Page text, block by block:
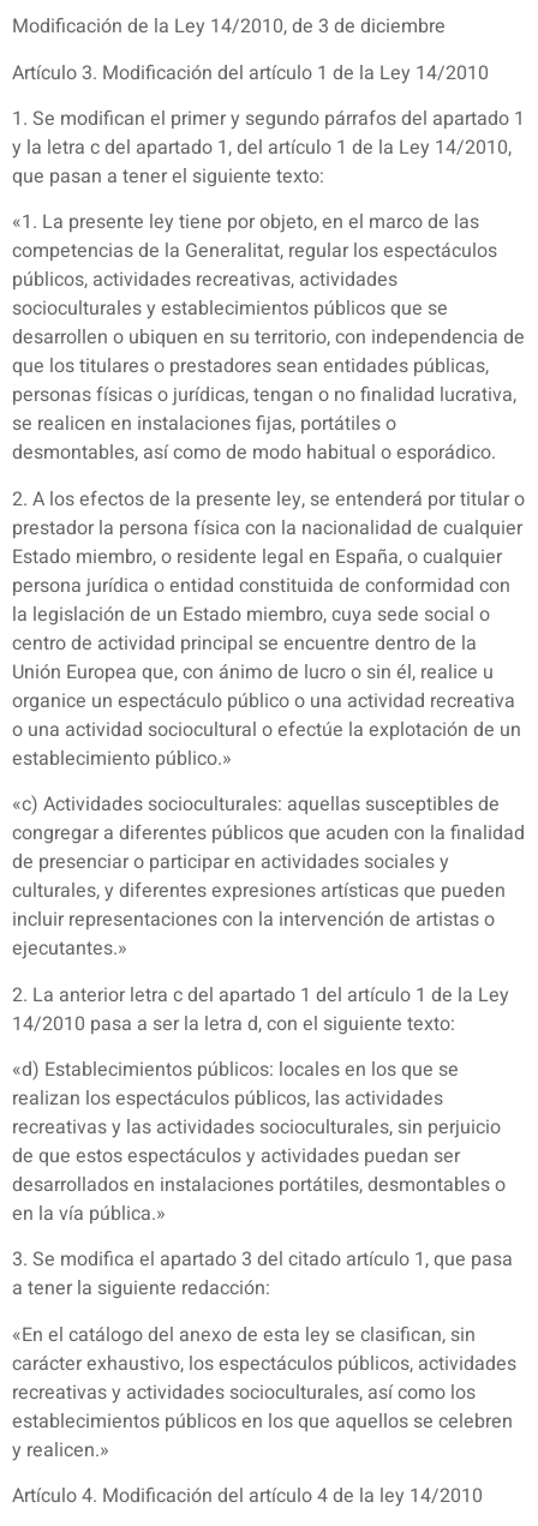
Modificación de la Ley 14/2010, de 3 de diciembre
Artículo 3. Modificación del artículo 1 de la Ley 14/2010
1. Se modifican el primer y segundo párrafos del apartado 1
y la letra c del apartado 1, del artículo 1 de la Ley 14/2010,
que pasan a tener el siguiente texto:
«1. La presente ley tiene por objeto, en el marco de las
competencias de la Generalitat, regular los espectáculos
públicos, actividades recreativas, actividades
socioculturales y establecimientos públicos que se
desarrollen o ubiquen en su territorio, con independencia de
que los titulares o prestadores sean entidades públicas,
personas físicas o jurídicas, tengan o no finalidad lucrativa,
se realicen en instalaciones fijas, portátiles o
desmontables, así como de modo habitual o esporádico.
2. A los efectos de la presente ley, se entenderá por titular o
prestador la persona física con la nacionalidad de cualquier
Estado miembro, o residente legal en España, o cualquier
persona jurídica o entidad constituida de conformidad con
la legislación de un Estado miembro, cuya sede social o
centro de actividad principal se encuentre dentro de la
Unión Europea que, con ánimo de lucro o sin él, realice u
organice un espectáculo público o una actividad recreativa
o una actividad sociocultural o efectúe la explotación de un
establecimiento público.»
«c) Actividades socioculturales: aquellas susceptibles de
congregar a diferentes públicos que acuden con la finalidad
de presenciar o participar en actividades sociales y
culturales, y diferentes expresiones artísticas que pueden
incluir representaciones con la intervención de artistas o
ejecutantes.»
2. La anterior letra c del apartado 1 del artículo 1 de la Ley
14/2010 pasa a ser la letra d, con el siguiente texto:
«d) Establecimientos públicos: locales en los que se
realizan los espectáculos públicos, las actividades
recreativas y las actividades socioculturales, sin perjuicio
de que estos espectáculos y actividades puedan ser
desarrollados en instalaciones portátiles, desmontables o
en la vía pública.»
3. Se modifica el apartado 3 del citado artículo 1, que pasa
a tener la siguiente redacción:
«En el catálogo del anexo de esta ley se clasifican, sin
carácter exhaustivo, los espectáculos públicos, actividades
recreativas y actividades socioculturales, así como los
establecimientos públicos en los que aquellos se celebren
y realicen.»
Artículo 4. Modificación del artículo 4 de la ley 14/2010